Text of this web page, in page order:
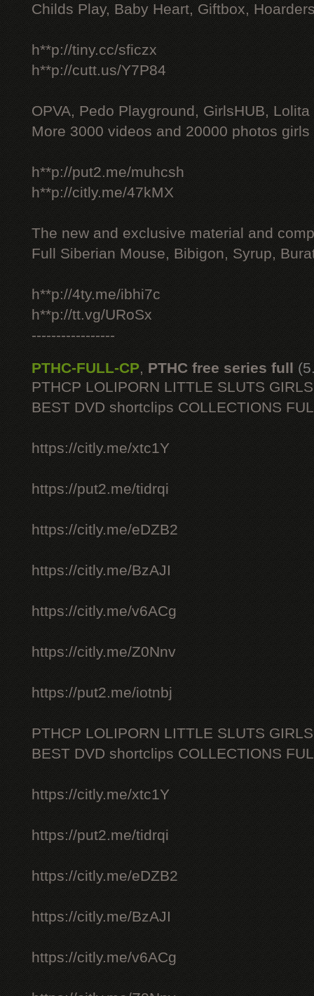
Childs Play, Baby Heart, Giftbox,
h**p://tiny.cc/sficzx
h**p://cutt.us/Y7P84
OPVA, Pedo Playground, GirlsHUB, Lolita
More 3000 videos and 20000 photos
h**p://put2.me/muhcsh
h**p://citly.me/47kMX
The new and exclusive material and
Full Siberian Mouse, Bibigon, Syrup,
h**p://4ty.me/ibhi7c
h**p://tt.vg/URoSx
-----------------
PTHC-FULL-CP, PTHC free series full
PTHCP LOLIPORN LITTLE SLUTS
BEST DVD shortclips COLLECTIONS
https://citly.me/xtc1Y
https://put2.me/tidrqi
https://citly.me/eDZB2
https://citly.me/BzAJI
https://citly.me/v6ACg
https://citly.me/Z0Nnv
https://put2.me/iotnbj
PTHCP LOLIPORN LITTLE SLUTS
BEST DVD shortclips COLLECTIONS
https://citly.me/xtc1Y
https://put2.me/tidrqi
https://citly.me/eDZB2
https://citly.me/BzAJI
https://citly.me/v6ACg